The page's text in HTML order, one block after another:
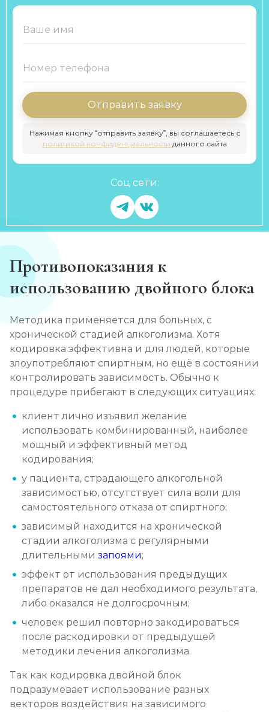
Отправить заявку
Нажимая кнопку “отправить заявку”, вы соглашаетесь с
политикой конфиденциальности данного сайта
Соц сети:
Противопоказания к
использованию двойного блока
Методика применяется для больных, с
хронической стадией алкоголизма. Хотя
кодировка эффективна и для людей, которые
злоупотребляют спиртным, но ещё в состоянии
контролировать зависимость. Обычно к
процедуре прибегают в следующих ситуациях:
клиент лично изъявил желание
использовать комбинированный, наиболее
мощный и эффективный метод
кодирования;
у пациента, страдающего алкогольной
зависимостью, отсутствует сила воли для
самостоятельного отказа от спиртного;
зависимый находится на хронической
стадии алкоголизма с регулярными
длительными запоями;
эффект от использования предыдущих
препаратов не дал необходимого результата,
либо оказался не долгосрочным;
человек решил повторно закодироваться
после раскодировки от предыдущей
методики лечения алкоголизма.
Так как кодировка двойной блок
подразумевает использование разных
векторов воздействия на зависимого